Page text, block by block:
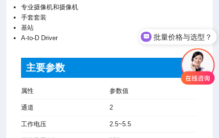
专业摄像机和摄像机
手套套装
基站
A-to-D Driver
主要参数
属性 参数值
通道 2
工作电压 2.5~5.5
批量价格与选型？